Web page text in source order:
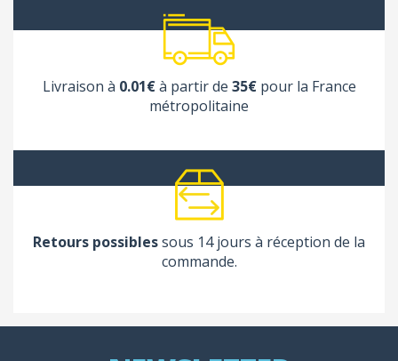
Livraison à 0.01€à partir de 35€pour la France
métropolitaine
Retours possiblessous 14 jours à réception de la
commande.